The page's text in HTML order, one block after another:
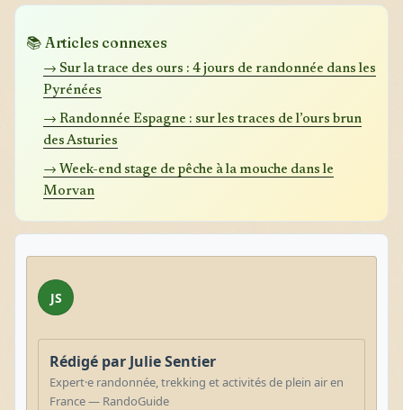
📚 Articles connexes
→ Sur la trace des ours : 4 jours de randonnée dans les
Pyrénées
→ Randonnée Espagne : sur les traces de l’ours brun
des Asturies
→ Week-end stage de pêche à la mouche dans le
Morvan
JS
Rédigé par Julie Sentier
Expert·e randonnée, trekking et activités de plein air en
France — RandoGuide